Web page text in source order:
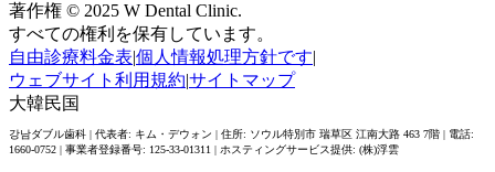
著作権 © 2025 W Dental Clinic.
すべての権利を保有しています。
自由診療料金表|個人情報処理方針です|
ウェブサイト利用規約|サイトマップ
大韓民国
강남ダブル歯科 | 代表者: キム・デウォン | 住所: ソウル特別市 瑞草区 江南大路 463 7階 | 電話:
1660-0752 | 事業者登録番号: 125-33-01311 | ホスティングサービス提供: (株)浮雲